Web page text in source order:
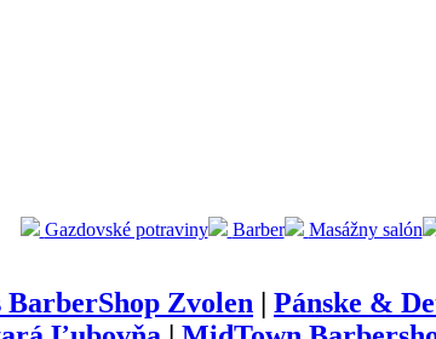
Gazdovské potraviny
Barber Masážny salón
Zvolen Pánske &